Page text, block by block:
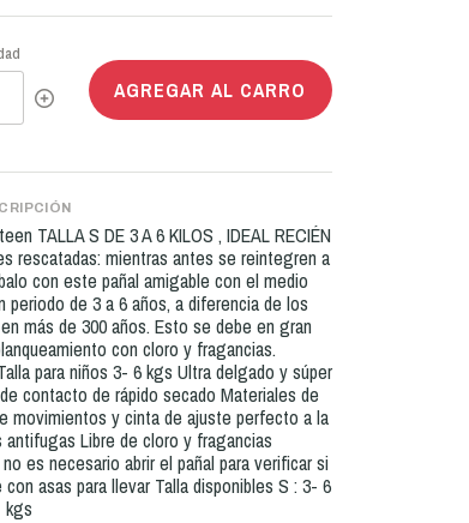
AGREGAR AL CARRO
TALLA S DE 3 A 6 KILOS , IDEAL RECIÉN
rescatadas: mientras antes se reintegren a
con este pañal amigable con el medio
de 3 a 6 años, a diferencia de los
más de 300 años. Esto se debe en gran
con cloro y fragancias.
para niños 3- 6 kgs Ultra delgado y súper
contacto de rápido secado Materiales de
movimientos y cinta de ajuste perfecto a la
Libre de cloro y fragancias
es necesario abrir el pañal para verificar si
asas para llevar Talla disponibles S : 3- 6
kgs